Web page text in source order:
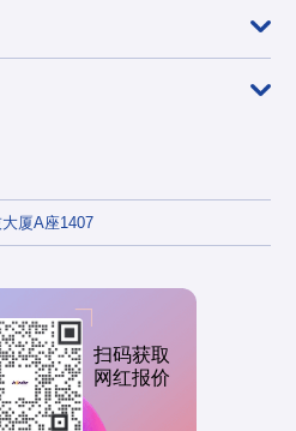
厦A座1407
扫码获取
网红报价